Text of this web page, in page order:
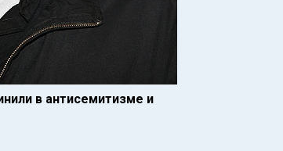
в антисемитизме и